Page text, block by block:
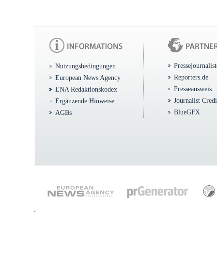
Nutzungsbedingungen
European News Agency
ENA Redaktionskodex
Ergänzende Hinweise
AGBs
Reporters.de
Presseausweis
Journalist
BlueGFX
.